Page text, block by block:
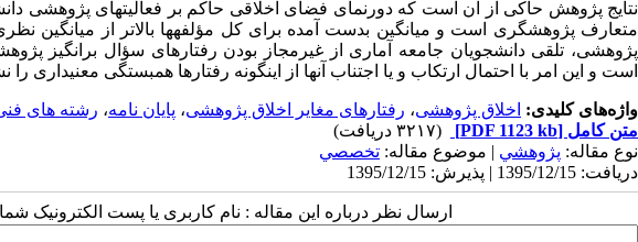
نتایج پژوهش حاکی از آن است که دورنمای فضای اخلاقی حاکم بر فعالیت­های پژوهشی
متعارف پژوهشگری است و میانگین بدست آمده برای کل مؤلفه­ها بالاتر از میانگین
پژوهشی، تلقی دانشجویان جامعه آماری از غیرمجاز بودن رفتارهای سؤال برانگیز
است و این امر با احتمال ارتکاب و یا اجتناب آنها از این­گونه رفتارها همبستگی معنی­داری
واژه‌های کلیدی: اخلاق پژوهشی، رفتارهای مغایر اخلاق پژوهشی، پایان نامه، رشته های
متن کامل [PDF 1123 kb]
(۳۲۱۷ دریافت)
نوع مقاله: پژوهشي | موضوع مقاله: تخصصي
دریافت: 1395/12/15 | پذیرش: 1395/12/15
ارسال نظر درباره این مقاله : نام کاربری یا پست الکترونیک